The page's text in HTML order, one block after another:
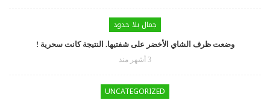
جمال بلا حدود
وضعت ظرف الشاي الأخضر على شفتيها. النتيجة كانت سحرية !
3 أشهر منذ
UNCATEGORIZED